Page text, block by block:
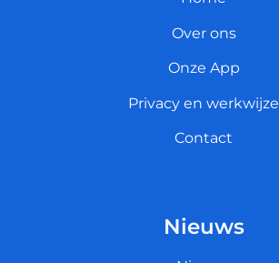
Over ons
Onze App
Privacy en werkwijze
Contact
Nieuws